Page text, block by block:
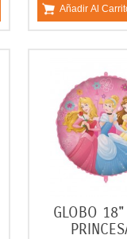
Añadir Al
GLOBO